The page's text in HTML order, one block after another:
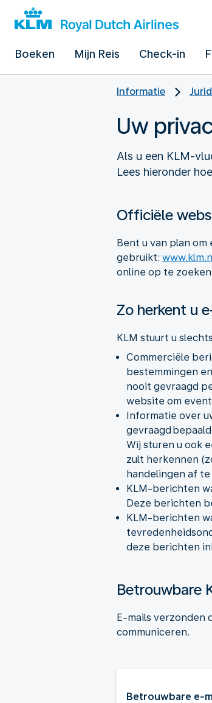
Boeken Mijn Reis Check-in
Informatie
Uw
Als u een KLM-
Lees hieronder
Officiële
Bent u van plan
gebruikt:
online op te
Zo herkent u
KLM stuurt u
Commerciële
bestemmingen
nooit gevraagd
website om
Informatie over
gevraagd
Wij sturen u ook
zult herkennen
handelingen af
KLM-berichten
Deze berichten
KLM-berichten
deze berichten
Betrouwbare
E-mails verzonden
communiceren.
Betrouwbare e-